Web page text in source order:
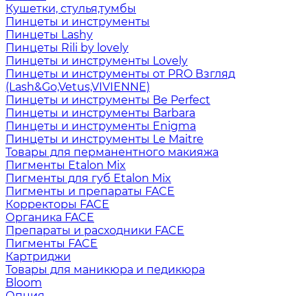
Кушетки, стулья,тумбы
Пинцеты и инструменты
Пинцеты Lashy
Пинцеты Rili by lovely
Пинцеты и инструменты Lovely
Пинцеты и инструменты от PRO Взгляд
(Lash&Go,Vetus,VIVIENNE)
Пинцеты и инструменты Be Perfect
Пинцеты и инструменты Barbara
Пинцеты и инструменты Enigma
Пинцеты и инструменты Le Maitre
Товары для перманентного макияжа
Пигменты Etalon Mix
Пигменты для губ Etalon Mix
Пигменты и препараты FACE
Корректоры FACE
Органика FACE
Препараты и расходники FACE
Пигменты FACE
Картриджи
Товары для маникюра и педикюра
Bloom